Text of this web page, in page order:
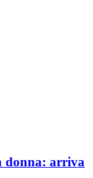
donna: arriva